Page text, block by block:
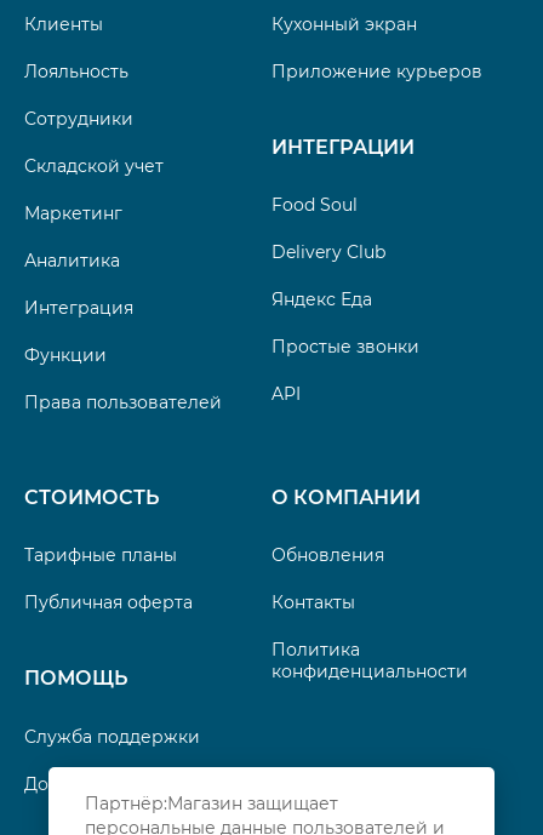
Клиенты
Лояльность
Сотрудники
Складской учет
Маркетинг
Аналитика
Интеграция
Функции
Права пользователей
Кухонный экран
Приложение курьеров
ИНТЕГРАЦИИ
Food Soul
Delivery Club
Яндекс Еда
Простые звонки
API
СТОИМОСТЬ
Тарифные планы
Публичная оферта
ПОМОЩЬ
Служба поддержки
Документация
О КОМПАНИИ
Обновления
Контакты
Политика
конфиденциальности
Партнёр:Магазин защищает
персональные данные пользователей и